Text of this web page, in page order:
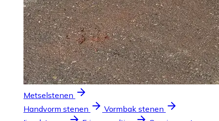
Metselstenen
Handvorm stenen
Vormbak stenen